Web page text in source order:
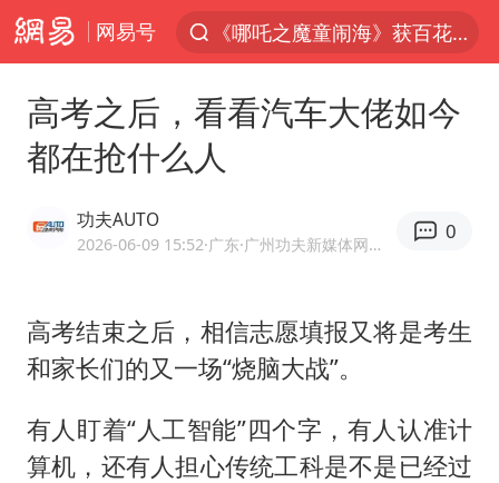
网易号
《哪吒之魔童闹海》获百花奖最佳影片
外交部：百余名菲律宾公民因非法就业、非法居留被依法处理
重大涉诈逃犯檀某落网
独闯南太行失联女子遗体已找到
哥伦比亚发生7.5级地震
公安部通报：抓获犯罪嫌疑人8200余名
我国民营企业创新动能持续增强
高考之后，看看汽车大佬如今
都在抢什么人
功夫AUTO
2026-06-09 15:52·广东 ·广州功夫新媒体网络科技有限公司+功夫AUTO官方账号 汽车领域创作者
0
高考结束之后，相信志愿填报又将是考生
和家长们的又一场“烧脑大战”。
有人盯着“人工智能”四个字，有人认准计
算机，还有人担心传统工科是不是已经过